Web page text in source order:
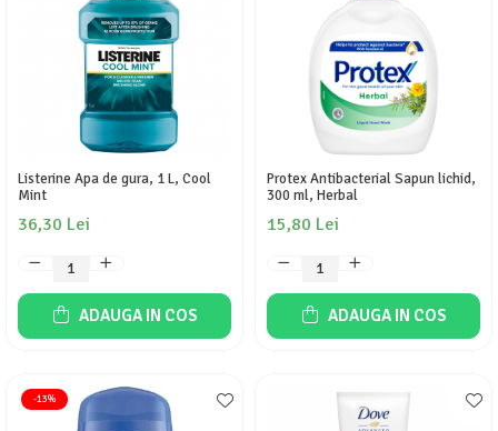
Listerine Apa de gura, 1 L, Cool
Mint
36,30 Lei
ADAUGA IN COS
Protex Antibacterial Sapun lichid,
300 ml, Herbal
15,80 Lei
ADAUGA IN COS
-13%